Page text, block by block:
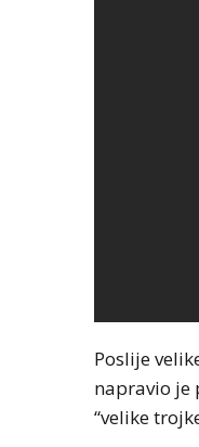
Poslije
napravio je
“velike